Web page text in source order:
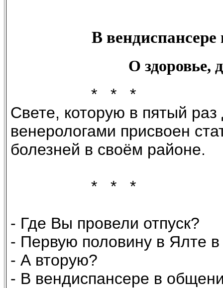
В
О здоровье,
* * *
Свете, которую в пятый
венерологами присвоен
болезней в своём районе.
* * *
- Где Вы провели отпуск?
- Первую половину в Ялте
- А вторую?
- В вендиспансере в